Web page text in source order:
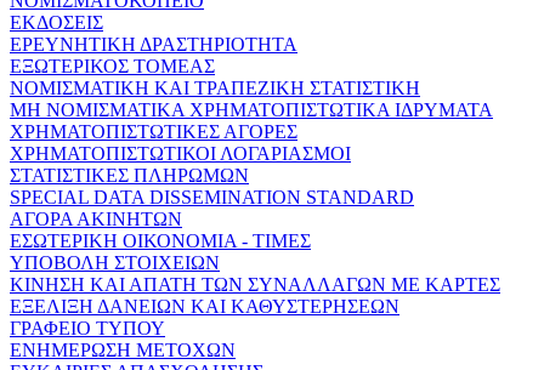
ΕΚΔΟΣΕΙΣ
ΕΡΕΥΝΗΤΙΚΗ ΔΡΑΣΤΗΡΙΟΤΗΤΑ
ΕΞΩΤΕΡΙΚΟΣ ΤΟΜΕΑΣ
ΝΟΜΙΣΜΑΤΙΚΗ ΚΑΙ ΤΡΑΠΕΖΙΚΗ ΣΤΑΤΙΣΤΙΚΗ
ΜΗ ΝΟΜΙΣΜΑΤΙΚΑ ΧΡΗΜΑΤΟΠΙΣΤΩΤΙΚΑ ΙΔΡΥΜΑΤΑ
ΧΡΗΜΑΤΟΠΙΣΤΩΤΙΚΕΣ ΑΓΟΡΕΣ
ΧΡΗΜΑΤΟΠΙΣΤΩΤΙΚΟΙ ΛΟΓΑΡΙΑΣΜΟΙ
ΣΤΑΤΙΣΤΙΚΕΣ ΠΛΗΡΩΜΩΝ
SPECIAL DATA DISSEMINATION STANDARD
ΑΓΟΡΑ ΑΚΙΝΗΤΩΝ
ΕΣΩΤΕΡΙΚΗ ΟΙΚΟΝΟΜΙΑ - ΤΙΜΕΣ
ΥΠΟΒΟΛΗ ΣΤΟΙΧΕΙΩΝ
ΚΙΝΗΣΗ ΚΑΙ ΑΠΑΤΗ ΤΩΝ ΣΥΝΑΛΛΑΓΩΝ ΜΕ ΚΑΡΤΕΣ
ΕΞΕΛΙΞΗ ΔΑΝΕΙΩΝ ΚΑΙ ΚΑΘΥΣΤΕΡΗΣΕΩΝ
ΓΡΑΦΕΙΟ ΤΥΠΟΥ
ΕΝΗΜΕΡΩΣΗ ΜΕΤΟΧΩΝ